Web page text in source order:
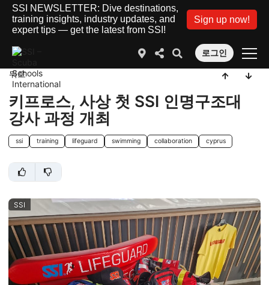
SSI NEWSLETTER: Dive destinations,
training insights, industry updates, and
expert tips — get the latest from SSI!
Sign up now!
로그인
뒤로
키프로스, 사상 첫 SSI 인명구조대
강사 과정 개최
ssi training lifeguard swimming collaboration cyprus
SSI